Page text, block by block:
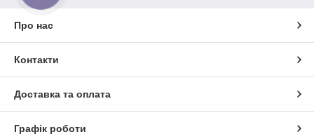
Про нас
Контакти
Доставка та оплата
Графік роботи